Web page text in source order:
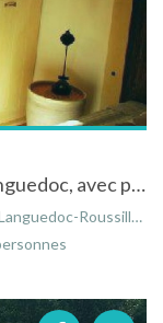
Chambre d'hôtes "La Cadelle", en Languedoc, avec piscine, pour 2 pers., aux portes de Montpellier
Occitanie, France